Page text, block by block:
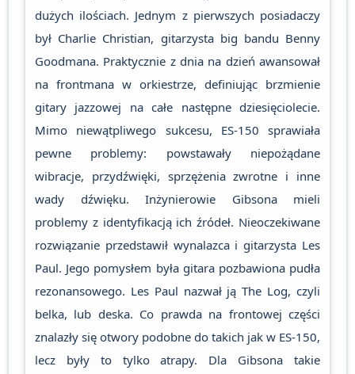
dużych ilościach. Jednym z pierwszych posiadaczy
był Charlie Christian, gitarzysta big bandu Benny
Goodmana. Praktycznie z dnia na dzień awansował
na frontmana w orkiestrze, definiując brzmienie
gitary jazzowej na całe następne dziesięciolecie.
Mimo niewątpliwego sukcesu, ES-150 sprawiała
pewne problemy: powstawały niepożądane
wibracje, przydźwięki, sprzężenia zwrotne i inne
wady dźwięku. Inżynierowie Gibsona mieli
problemy z identyfikacją ich źródeł. Nieoczekiwane
rozwiązanie przedstawił wynalazca i gitarzysta Les
Paul. Jego pomysłem była gitara pozbawiona pudła
rezonansowego. Les Paul nazwał ją The Log, czyli
belka, lub deska. Co prawda na frontowej części
znalazły się otwory podobne do takich jak w ES-150,
lecz były to tylko atrapy. Dla Gibsona takie